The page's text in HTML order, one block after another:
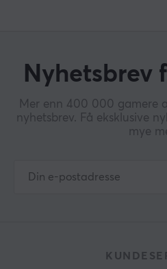
Nyhetsbrev
Mer enn 400 000 gamere
nyhetsbrev. Få eksklusive
mye